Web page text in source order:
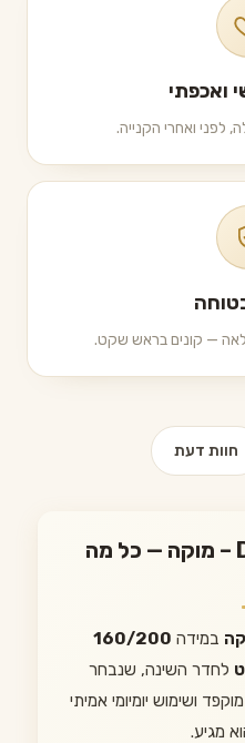
ואכפתי
לפני ואחרי הקנייה.
— קונים בראש שקט.
חוות דעת
סט מצעים זוגי DECO – מוקה — כל מה
במידה 160/200
לחדר השינה, שנבחר
ושימוש יומיומי אמיתי
מגיע.